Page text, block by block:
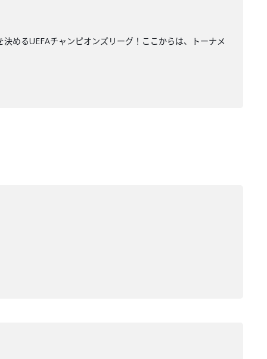
るUEFAチャンピオンズリーグ！ここからは、トーナメ